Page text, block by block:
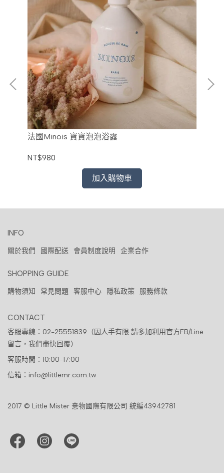
法國Minois 寶寶泡泡浴露
NT$980
加入購物車
INFO
關於我們 國際配送 會員制度說明 企業合作
SHOPPING GUIDE
購物須知 常見問題 客服中心 隱私政策 服務條款
CONTACT
客服專線：02-25551839（因人手有限 請多加利用官方FB/Line
留言，我們盡快回覆）
客服時間：10:00-17:00
信箱：info@littlemr.com.tw
2017 © Little Mister 憙物國際有限公司 統編43942781